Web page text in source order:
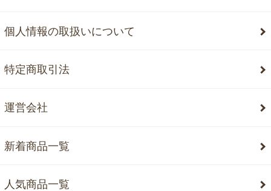
個人情報の取扱いについて
特定商取引法
運営会社
新着商品一覧
人気商品一覧